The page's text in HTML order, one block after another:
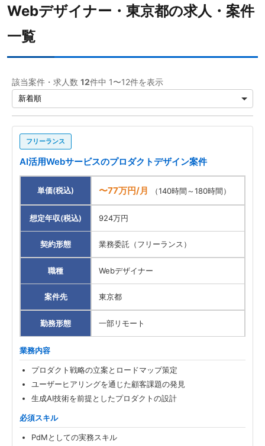
Webデザイナー・東京都の求人・案件
一覧
該当案件・求人数 12件中 1〜12件を表示
フリーランス
AI活用Webサービスのプロダクトデザイン案件
単価(税込) 〜77万円/月 （140時間～180時間）
想定年収(税込) 924万円
契約形態 業務委託（フリーランス）
職種 Webデザイナー
案件先 東京都
勤務形態 一部リモート
業務内容
プロダクト戦略の立案とロードマップ策定
ユーザーヒアリングを通じた顧客課題の発見
生成AI技術を前提としたプロダクトの設計
必須スキル
PdMとしての実務スキル